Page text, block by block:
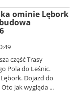
ominie Lębork
część Trasy
Pola do Leśnic.
Dojazd do
jak wygląda ...